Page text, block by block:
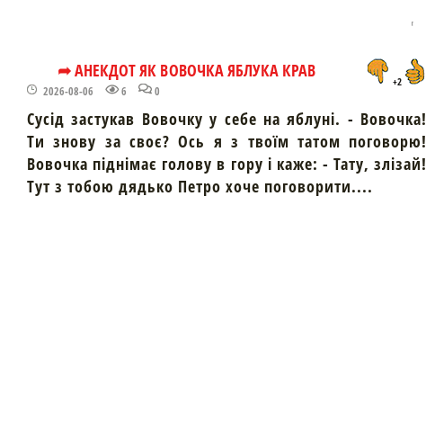
➦ АНЕКДОТ ЯК ВОВОЧКА ЯБЛУКА КРАВ
2026-08-06 6 0
+2
Сусід застукав Вовочку у себе на яблуні. - Вовочка!
Ти знову за своє? Ось я з твоїм татом поговорю!
Вовочка піднімає голову в гору і каже: - Тату, злізай!
Тут з тобою дядько Петро хоче поговорити....